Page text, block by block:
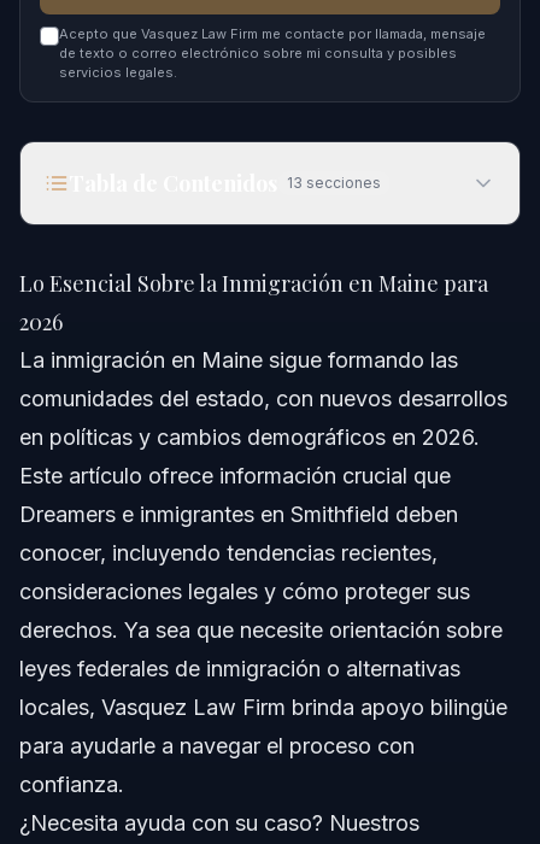
Acepto que Vasquez Law Firm me contacte por llamada, mensaje
de texto o correo electrónico sobre mi consulta y posibles
servicios legales.
13 secciones
Respuesta Rápida
Comprendiendo la Inmigración en Maine
Marco Federal de Inmigración
Impacto Local en Maine
Paso a paso: Cómo Navegar el Proceso
Migratorio
Paso 1: Conozca Su Estatus
Paso 2: Reúna Documentación
Paso 3: Consulte con un Abogado de Inmigración
Paso 4: Presente las Solicitudes Adecuadas
Lo Esencial Sobre la Inmigración en Maine para
2026
La inmigración en Maine sigue formando las
comunidades del estado, con nuevos desarrollos
en políticas y cambios demográficos en 2026.
Este artículo ofrece información crucial que
Dreamers e inmigrantes en Smithfield deben
conocer, incluyendo tendencias recientes,
consideraciones legales y cómo proteger sus
derechos. Ya sea que necesite orientación sobre
leyes federales de inmigración o alternativas
locales, Vasquez Law Firm brinda apoyo bilingüe
para ayudarle a navegar el proceso con
confianza.
¿Necesita ayuda con su caso? Nuestros